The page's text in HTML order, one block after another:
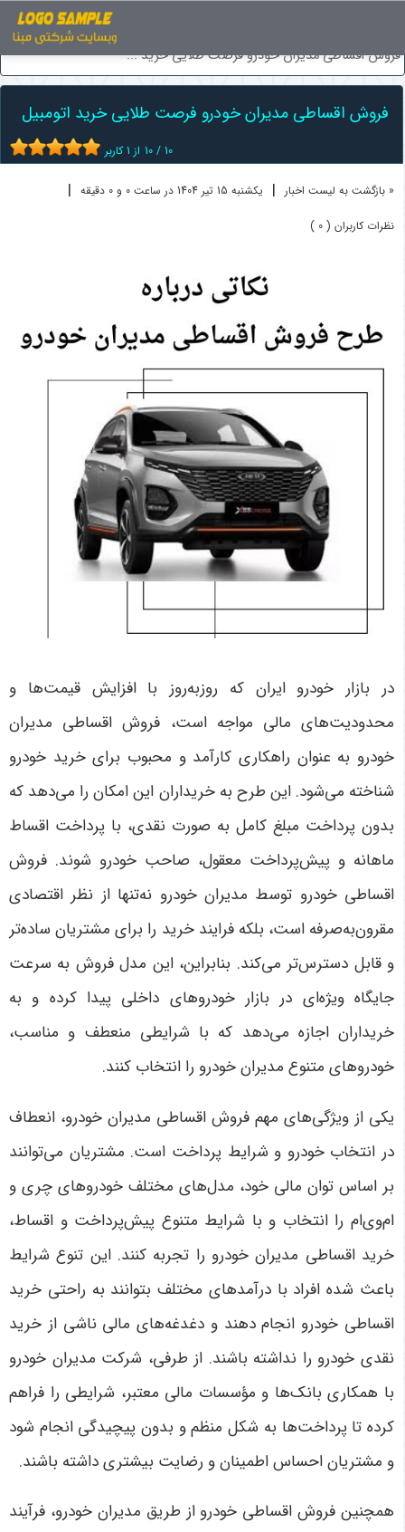
فروش اقساطی مدیران خودرو فرصت طلایی خرید ...
فروش اقساطی مدیران خودرو فرصت طلایی خرید اتومبیل
10 / 10 از 1کاربر
« بازگشت به لیست اخبار | یکشنبه 15 تير 1404 در ساعت 0 و 0 دقیقه |
نظرات کاربران ( 0 )
در بازار خودرو ایران که روزبه‌روز با افزایش قیمت‌ها و
محدودیت‌های مالی مواجه است، فروش اقساطی مدیران
خودرو به عنوان راهکاری کارآمد و محبوب برای خرید خودرو
شناخته می‌شود. این طرح به خریداران این امکان را می‌دهد که
بدون پرداخت مبلغ کامل به صورت نقدی، با پرداخت اقساط
ماهانه و پیش‌پرداخت معقول، صاحب خودرو شوند. فروش
اقساطی خودرو توسط مدیران خودرو نه‌تنها از نظر اقتصادی
مقرون‌به‌صرفه است، بلکه فرایند خرید را برای مشتریان ساده‌تر
و قابل دسترس‌تر می‌کند. بنابراین، این مدل فروش به سرعت
جایگاه ویژه‌ای در بازار خودروهای داخلی پیدا کرده و به
خریداران اجازه می‌دهد که با شرایطی منعطف و مناسب،
خودروهای متنوع مدیران خودرو را انتخاب کنند.
یکی از ویژگی‌های مهم فروش اقساطی مدیران خودرو، انعطاف
در انتخاب خودرو و شرایط پرداخت است. مشتریان می‌توانند
بر اساس توان مالی خود، مدل‌های مختلف خودروهای چری و
ام‌وی‌ام را انتخاب و با شرایط متنوع پیش‌پرداخت و اقساط،
خرید اقساطی مدیران خودرو را تجربه کنند. این تنوع شرایط
باعث شده افراد با درآمدهای مختلف بتوانند به راحتی خرید
اقساطی خودرو انجام دهند و دغدغه‌های مالی ناشی از خرید
نقدی خودرو را نداشته باشند. از طرفی، شرکت مدیران خودرو
با همکاری بانک‌ها و مؤسسات مالی معتبر، شرایطی را فراهم
کرده تا پرداخت‌ها به شکل منظم و بدون پیچیدگی انجام شود
و مشتریان احساس اطمینان و رضایت بیشتری داشته باشند.
همچنین فروش اقساطی خودرو از طریق مدیران خودرو، فرآیند